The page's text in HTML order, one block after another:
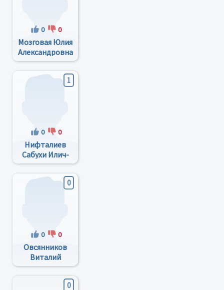
0 0
Мозговая Юлия
Александровна
1
0 0
Нифталиев
Сабухи Илич-
Оглы
0
0 0
Овсянников
Виталий
Юрьевич
0